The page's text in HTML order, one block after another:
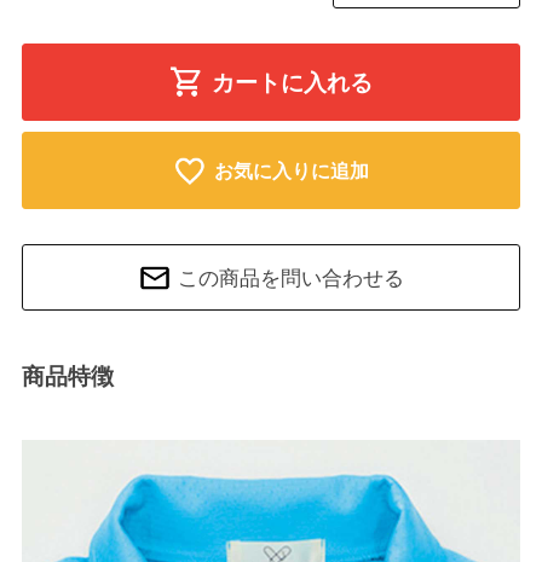
カートに入れる
お気に入りに追加
この商品を問い合わせる
商品特徴